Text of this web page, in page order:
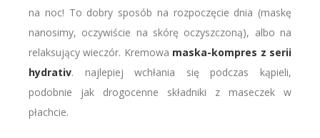
na noc! To dobry sposób na rozpoczęcie dnia (maskę
nanosimy, oczywiście na skórę oczyszczoną), albo na
relaksujący wieczór. Kremowa maska-kompres z serii
hydrativ. najlepiej wchłania się podczas kąpieli,
podobnie jak drogocenne składniki z maseczek w
płachcie.